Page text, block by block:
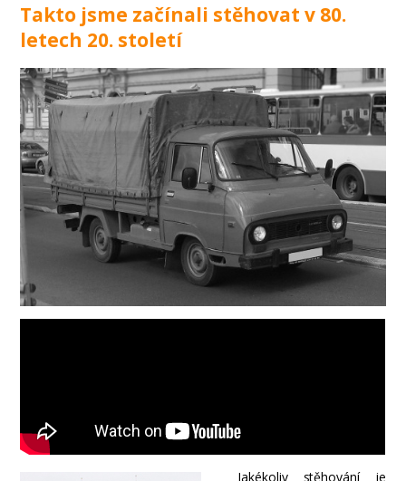
Takto jsme začínali stěhovat v 80.
letech 20. století
Jakékoliv stěhování je